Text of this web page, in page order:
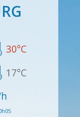
30°C
17°C